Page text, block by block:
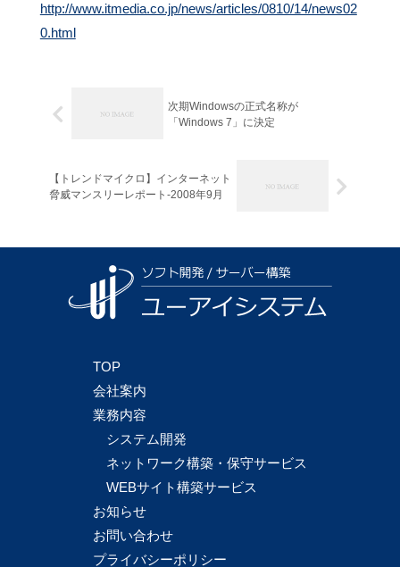
http://www.itmedia.co.jp/news/articles/0810/14/news02
0.html
次期Windowsの正式名称が
「Windows 7」に決定
【トレンドマイクロ】インターネット
脅威マンスリーレポート-2008年9月
TOP
会社案内
業務内容
システム開発
ネットワーク構築・保守サービス
WEBサイト構築サービス
お知らせ
お問い合わせ
プライバシーポリシー